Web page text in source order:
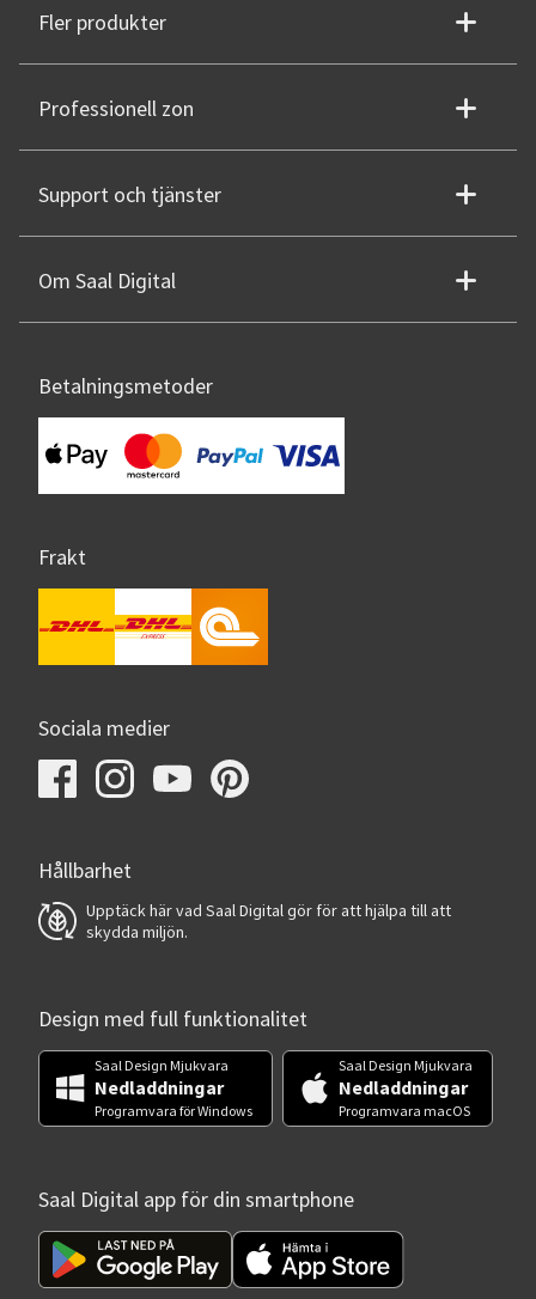
Fler produkter
Professionell zon
Support och tjänster
Om Saal Digital
Betalningsmetoder
Frakt
Sociala medier
Hållbarhet
Upptäck här vad Saal Digital gör för att hjälpa till att
skydda miljön.
Design med full funktionalitet
Saal Design Mjukvara
Nedladdningar
Programvara för Windows
Saal Design Mjukvara
Nedladdningar
Programvara macOS
Saal Digital app för din smartphone